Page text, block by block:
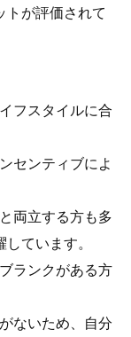
トが評価されて
フスタイルに合
センティブによ
両立する方も多
ています。
ランクがある方
ないため、自分